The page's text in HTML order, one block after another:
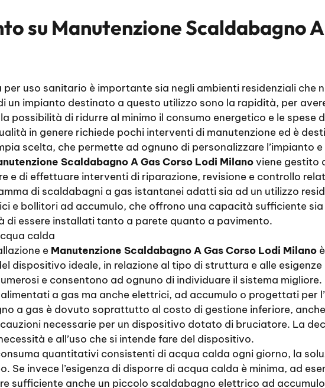
su Manutenzione Scaldabagno
uso sanitario è importante sia negli ambienti residenziali che
impianto destinato a questo utilizzo sono la rapidità, per
possibilità di ridurre al minimo il consumo energetico e le spese
in genere richiede pochi interventi di manutenzione ed è
scelta, che permette ad ognuno di personalizzare l’impianto
Scaldabagno A Gas Corso Lodi Milanoviene gestito
e di effettuare interventi di riparazione, revisione e controllo
di scaldabagni a gas istantanei adatti sia ad un utilizzo
e bollitori ad accumulo, che offrono una capacità sufficiente
di essere installati tanto a parete quanto a pavimento.
calda
e Manutenzione Scaldabagno A Gas Corso Lodi Milano
dispositivo ideale, in relazione al tipo di struttura e alle
e consentono ad ognuno di individuare il sistema
a gas ma anche elettrici, ad accumulo o progettati per
a gas è dovuto soprattutto al costo di gestione inferiore,
necessarie per un dispositivo dotato di bruciatore. La
e all’uso che si intende fare del dispositivo.
quantitativi consistenti di acqua calda ogni giorno, la
Se invece l’esigenza di disporre di acqua calda è minima, ad
sufficiente anche un piccolo scaldabagno elettrico ad